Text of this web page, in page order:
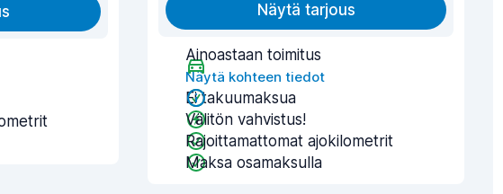
Näytä tarjous
Ainoastaan toimitus
Näytä kohteen tiedot
Ei takuumaksua
Välitön vahvistus!
Rajoittamattomat ajokilometrit
Maksa osamaksulla